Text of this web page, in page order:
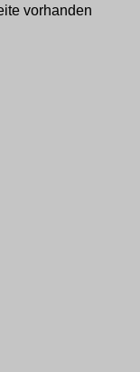
vorhanden